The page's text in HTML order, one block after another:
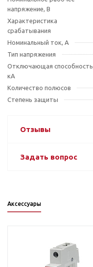
напряжение, В
Характеристика
срабатывания
Номинальный ток, А
Тип напряжения
Отключающая способность,
кА
Количество полюсов
Степень защиты
Отзывы
Задать вопрос
Аксессуары